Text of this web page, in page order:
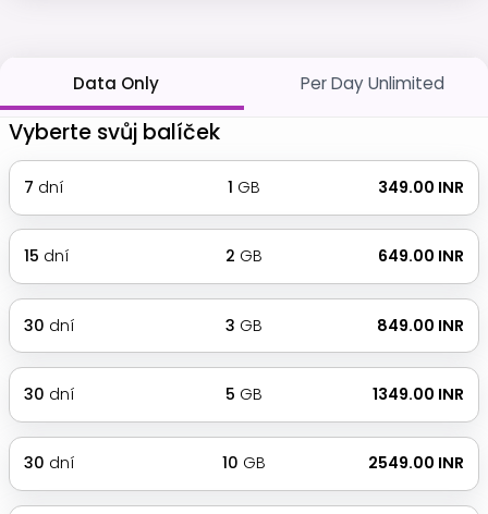
Data Only Per Day Unlimited
Vyberte svůj balíček
7 dní 1 GB ₹ 349.00 INR
15 dní 2 GB ₹ 649.00 INR
30 dní 3 GB ₹ 849.00 INR
30 dní 5 GB ₹ 1349.00 INR
30 dní 10 GB ₹ 2549.00 INR